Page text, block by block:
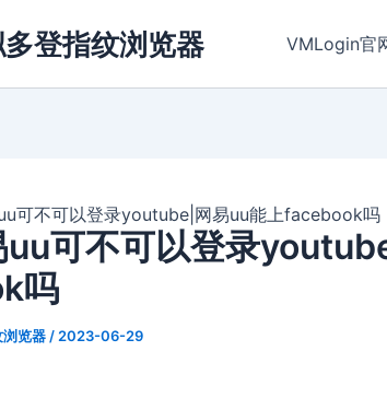
登指纹浏览器 VMLogin官
可不可以登录youtube|网易uu能上facebook吗
uu可不可以登录
吗
览器 / 2023-06-29